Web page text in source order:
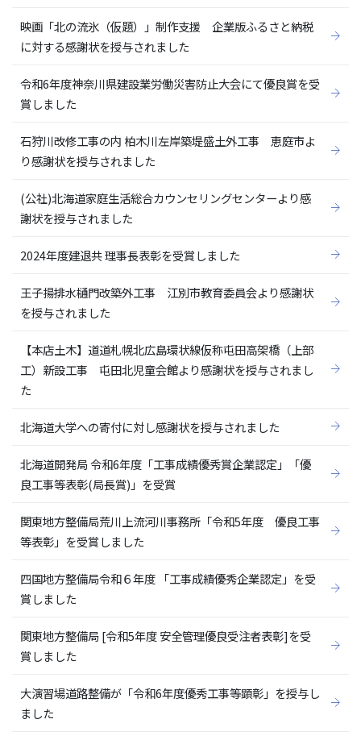
映画「北の流氷（仮題）」制作支援 企業版ふるさと納税
に対する感謝状を授与されました
令和6年度神奈川県建設業労働災害防止大会にて優良賞を受
賞しました
石狩川改修工事の内 柏木川左岸築堤盛土外工事 恵庭市よ
り感謝状を授与されました
(公社)北海道家庭生活総合カウンセリングセンターより感
謝状を授与されました
2024年度建退共 理事長表彰を受賞しました
王子揚排水樋門改築外工事 江別市教育委員会より感謝状
を授与されました
【本店土木】道道札幌北広島環状線仮称屯田高架橋（上部
工）新設工事 屯田北児童会館より感謝状を授与されまし
た
北海道大学への寄付に対し感謝状を授与されました
北海道開発局 令和6年度「工事成績優秀賞企業認定」「優
良工事等表彰(局長賞)」を受賞
関東地方整備局荒川上流河川事務所「令和5年度 優良工事
等表彰」を受賞しました
四国地方整備局令和６年度 「工事成績優秀企業認定」を受
賞しました
関東地方整備局 [令和5年度 安全管理優良受注者表彰]を受
賞しました
大演習場道路整備が「令和6年度優秀工事等顕彰」を授与し
ました